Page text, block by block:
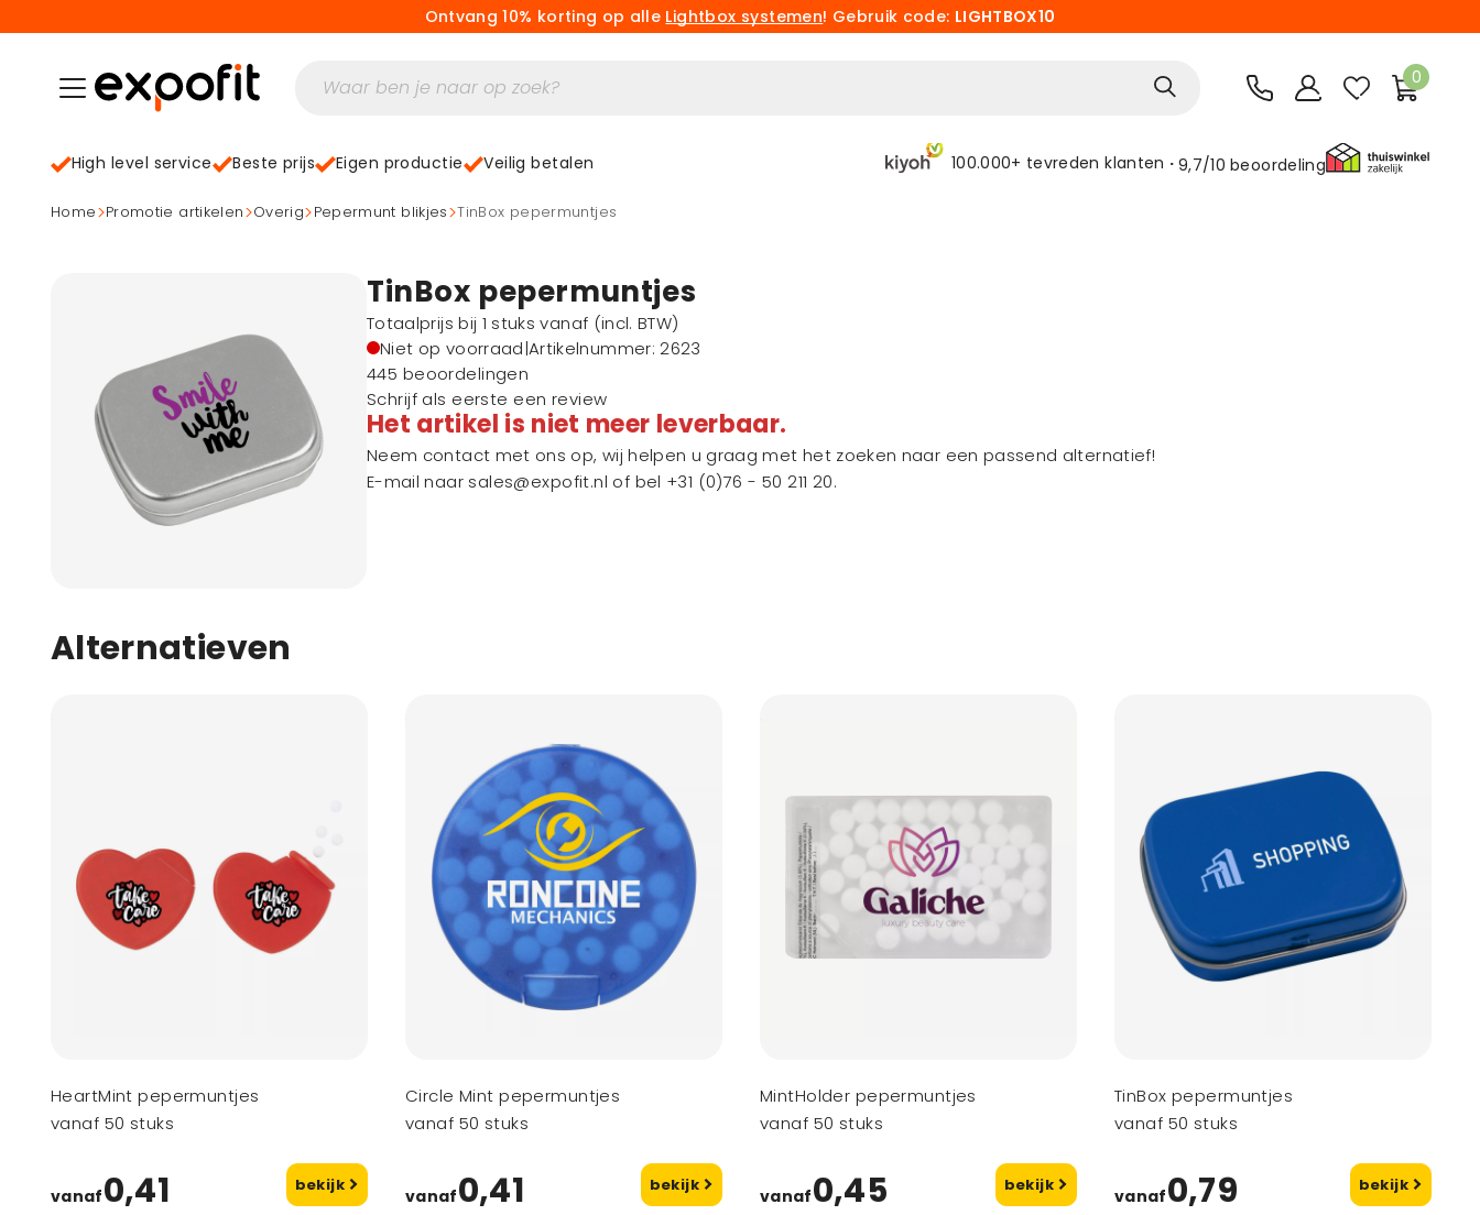
Ontvang 10% korting op alle Lightbox systemen! Gebruik code: LIGHTBOX10
0
High level service Beste prijs Eigen productie Veilig betalen 100.000+ tevreden klanten 9,7/10 beoordeling
home> Promotie artikelen> Overig> Pepermunt blikjes> TinBox pepermuntjes
TinBox pepermuntjes
Totaalprijs bij 1 stuks vanaf (incl. BTW)
Niet op voorraad|Artikelnummer: 2623
445 beoordelingen
Schrijf als eerste een review
Het artikel is niet meer leverbaar.
Neem contact met ons op, wij helpen u graag met het zoeken naar een passend alternatief!
E-mail naar sales@expofit.nl of bel +31 (0)76 - 50 211 20.
Alternatieven
HeartMint pepermuntjes
vanaf 50 stuks
vanaf0,41 bekijk
Circle Mint pepermuntjes
vanaf 50 stuks
vanaf0,41 bekijk
MintHolder pepermuntjes
vanaf 50 stuks
vanaf0,45 bekijk
TinBox pepermuntjes
vanaf 50 stuks
vanaf0,79 bekijk